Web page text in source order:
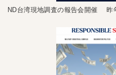
ND台湾現地調査の報告会開催 昨